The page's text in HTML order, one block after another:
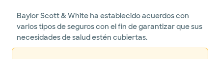
Baylor Scott & White ha establecido acuerdos con
varios tipos de seguros con el fin de garantizar que sus
necesidades de salud estén cubiertas.